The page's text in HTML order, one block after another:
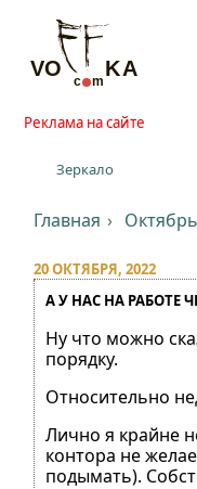
Реклама на сайте
Зеркало
Главная
20 ОКТЯБРЯ, 2022
А У НАС НА РАБОТЕ
Ну что можно
порядку.
Относительно
Лично я крайне
контора не
подымать).